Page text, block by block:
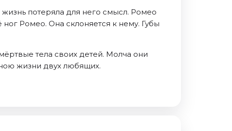
потеряла для него смысл. Ромео
Ромео. Она склоняется к нему. Губы
тела своих детей. Молча они
жизни двух любящих.